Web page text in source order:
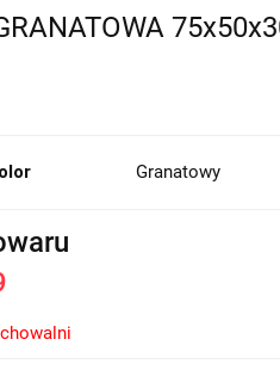
Granatowy